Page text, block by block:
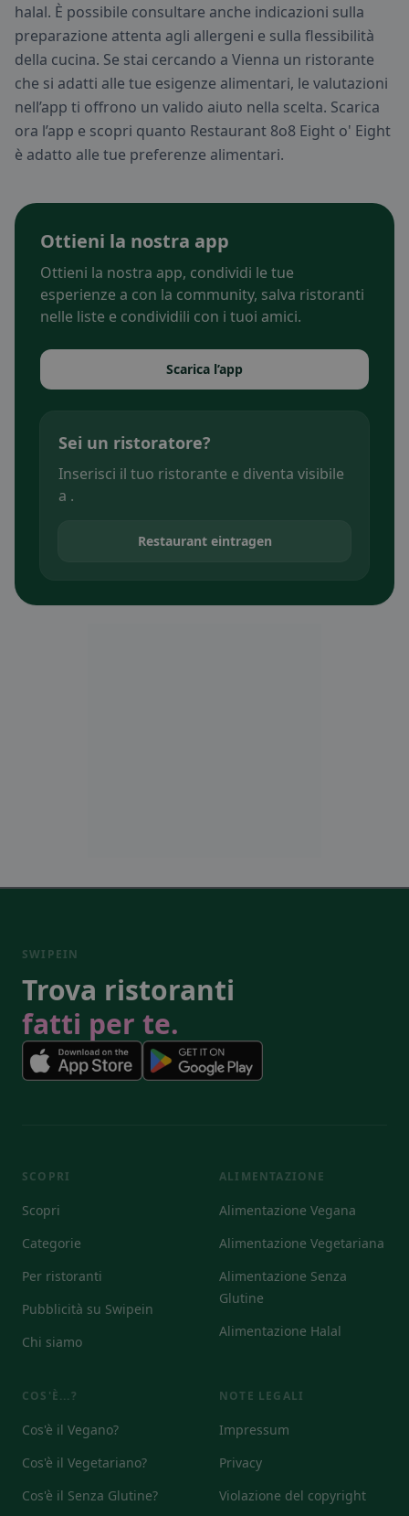
halal. È possibile consultare anche indicazioni sulla
preparazione attenta agli allergeni e sulla flessibilità
della cucina. Se stai cercando a Vienna un ristorante
che si adatti alle tue esigenze alimentari, le valutazioni
nell’app ti offrono un valido aiuto nella scelta. Scarica
ora l’app e scopri quanto Restaurant 8o8 Eight o' Eight
è adatto alle tue preferenze alimentari.
Ottieni la nostra app
Ottieni la nostra app, condividi le tue
esperienze a con la community, salva ristoranti
nelle liste e condividili con i tuoi amici.
Scarica l’app
Sei un ristoratore?
Inserisci il tuo ristorante e diventa visibile
a .
Restaurant eintragen
SWIPEIN
Trova ristoranti
fatti per te.
SCOPRI
Scopri
Categorie
Per ristoranti
Pubblicità su Swipein
Chi siamo
ALIMENTAZIONE
Alimentazione Vegana
Alimentazione Vegetariana
Alimentazione Senza
Glutine
Alimentazione Halal
COS'È...?
Cos'è il Vegano?
Cos'è il Vegetariano?
Cos'è il Senza Glutine?
NOTE LEGALI
Impressum
Privacy
Violazione del copyright